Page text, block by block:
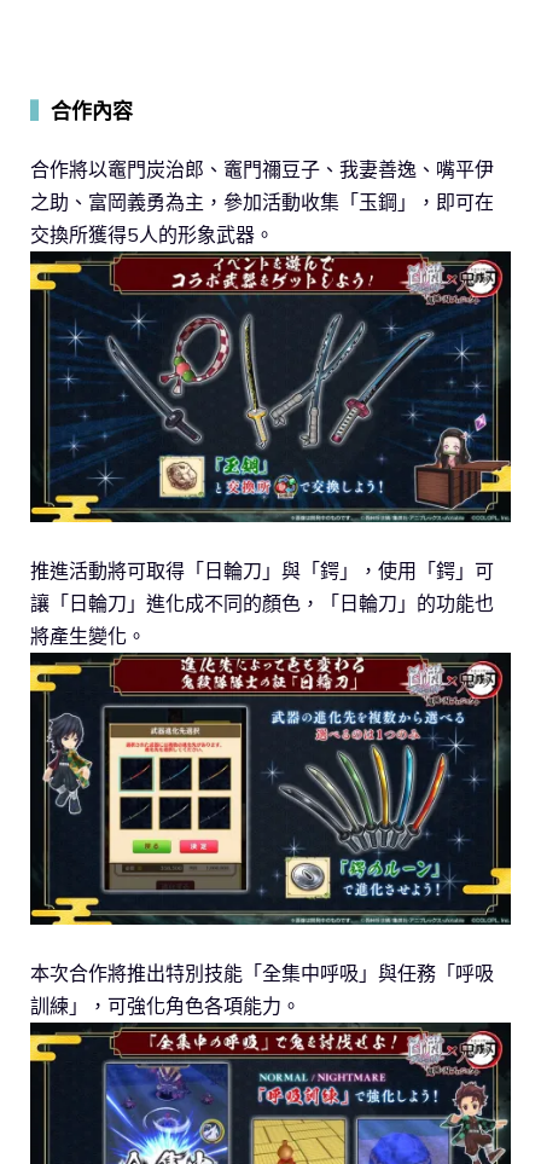
合作內容
合作將以竈門炭治郎、竈門禰豆子、我妻善逸、嘴平伊
之助、富岡義勇為主，參加活動收集「玉鋼」，即可在
交換所獲得5人的形象武器。
推進活動將可取得「日輪刀」與「鍔」，使用「鍔」可
讓「日輪刀」進化成不同的顏色，「日輪刀」的功能也
將產生變化。
本次合作將推出特別技能「全集中呼吸」與任務「呼吸
訓練」，可強化角色各項能力。